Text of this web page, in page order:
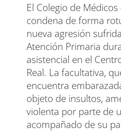
​El Colegio de
condena de forma
nueva agresión
Atención Primaria
asistencial en el
Real. La facultativa,
encuentra
objeto de insultos,
violenta por parte de
acompañado de su